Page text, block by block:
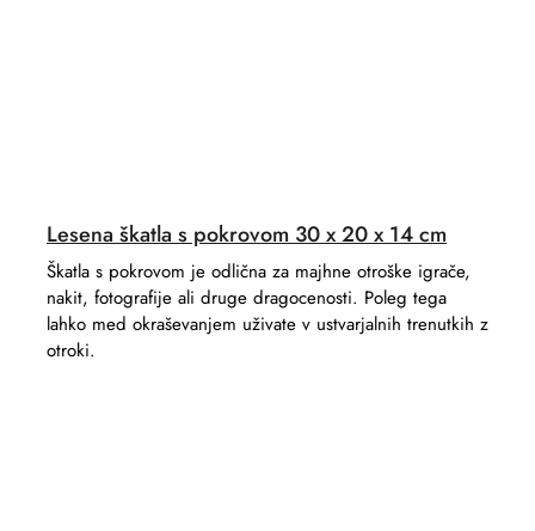
Lesena škatla s pokrovom 30 x 20 x 14 cm
Škatla s pokrovom je odlična za majhne otroške igrače,
nakit, fotografije ali druge dragocenosti. Poleg tega
lahko med okraševanjem uživate v ustvarjalnih trenutkih z
otroki.